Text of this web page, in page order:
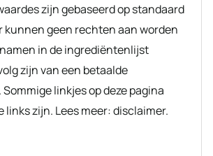
kunnen geen rechten aan worden
in de ingrediëntenlijst
zijn van een betaalde
linkjes op deze pagina
zijn. Lees meer: disclaimer.